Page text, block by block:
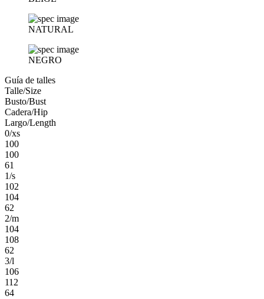
NATURAL
NEGRO
Guía de talles
Talle/Size
Busto/Bust
Cadera/Hip
Largo/Length
0/xs
100
100
61
1/s
102
104
62
2/m
104
108
62
3/l
106
112
64